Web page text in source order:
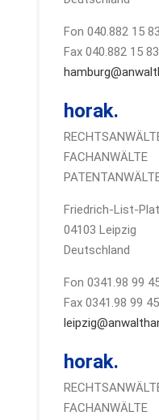
Fon 040.882 15
Fax 040.882 15
horak.
FACHANWÄLTE
Friedrich-List-
04103 Leipzig
Deutschland
Fon 0341.98 99
Fax 0341.98 99
horak.
FACHANWÄLTE